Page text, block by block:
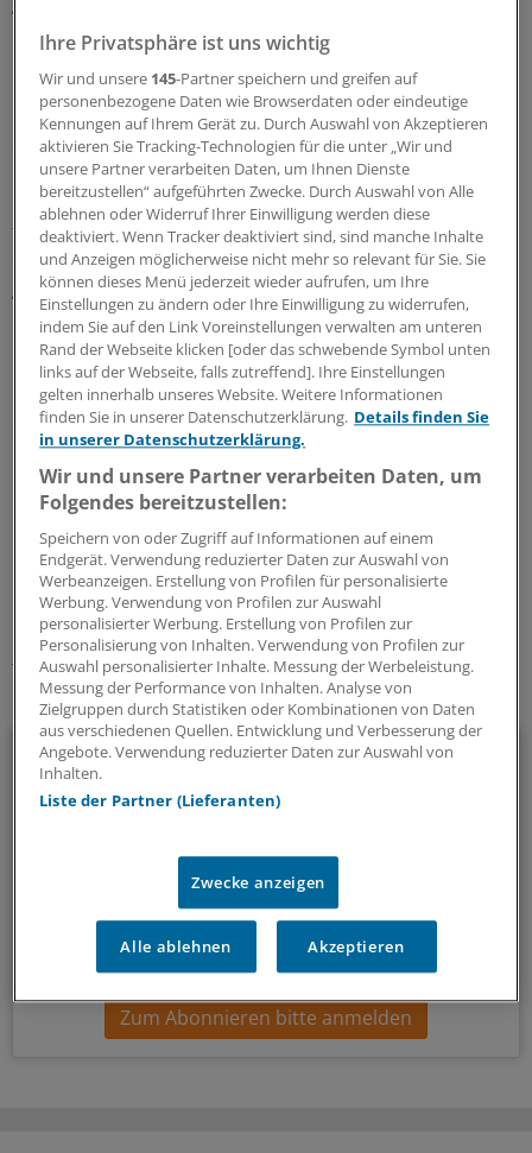
habe sich der jahrzehntelang eingeschlagene Weg als
Irrweg erwiesen.
Ein rein krankheitsorientiertes Finanzierungssystem mit
der "Währung der dokumentierten Krankheiten", wie im
Morbi-RSA, halte einen Teufelskreis in Gang, so König.
Finanziert werde eine rein körperorientierte,
technisierte Versorgung, die den Patienten in seiner
diagnostizierten und dokumentierten Krankheit
gefangen hält.
Für ganzheitliche Versorgungsansätze, wie die Psycho-
Neuroimmunologie, fehlten hingegen Finanzierungs-
und Förderkonzepte. Selbst die Gesundheitsförderung
sei eindimensional körperorientiert und vor allem auf
König. (sto)
Schlagworte:
Krankenkassen Prävention Bayern
Ihr Newsletter zum Thema
Politik & Debatte
Mit diesem Newsletter blicken Sie hinter das tägliche
Hintergründen und einem Blick auf Themen, die die Agenda
bestimmen.
14-tägig, donnerstags
Zum Abonnieren bitte anmelden
Ihre Privatsphäre ist uns wichtig
Wir und unsere 145-Partner speichern und greifen auf
personenbezogene Daten wie Browserdaten oder eindeutige
Kennungen auf Ihrem Gerät zu. Durch Auswahl von Akzeptieren
aktivieren Sie Tracking-Technologien für die unter „Wir und
unsere Partner verarbeiten Daten, um Ihnen Dienste
bereitzustellen“ aufgeführten Zwecke. Durch Auswahl von Alle
ablehnen oder Widerruf Ihrer Einwilligung werden diese
deaktiviert. Wenn Tracker deaktiviert sind, sind manche Inhalte
und Anzeigen möglicherweise nicht mehr so relevant für Sie. Sie
können dieses Menü jederzeit wieder aufrufen, um Ihre
Einstellungen zu ändern oder Ihre Einwilligung zu widerrufen,
indem Sie auf den Link Voreinstellungen verwalten am unteren
Rand der Webseite klicken [oder das schwebende Symbol unten
links auf der Webseite, falls zutreffend]. Ihre Einstellungen
gelten innerhalb unseres Website. Weitere Informationen
finden Sie in unserer Datenschutzerklärung. Details finden Sie
in unserer Datenschutzerklärung.
Wir und unsere Partner verarbeiten Daten, um
Folgendes bereitzustellen:
Speichern von oder Zugriff auf Informationen auf einem
Endgerät. Verwendung reduzierter Daten zur Auswahl von
Werbeanzeigen. Erstellung von Profilen für personalisierte
Werbung. Verwendung von Profilen zur Auswahl
personalisierter Werbung. Erstellung von Profilen zur
Personalisierung von Inhalten. Verwendung von Profilen zur
Auswahl personalisierter Inhalte. Messung der Werbeleistung.
Messung der Performance von Inhalten. Analyse von
Zielgruppen durch Statistiken oder Kombinationen von Daten
aus verschiedenen Quellen. Entwicklung und Verbesserung der
Angebote. Verwendung reduzierter Daten zur Auswahl von
Inhalten.
Liste der Partner (Lieferanten)
Zwecke anzeigen
Alle ablehnen Akzeptieren